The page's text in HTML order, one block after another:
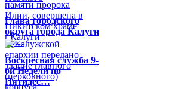
Глава городского
округа города Калуги
по…
Воскресная служба 9-
ой Недели по
Пятидес…